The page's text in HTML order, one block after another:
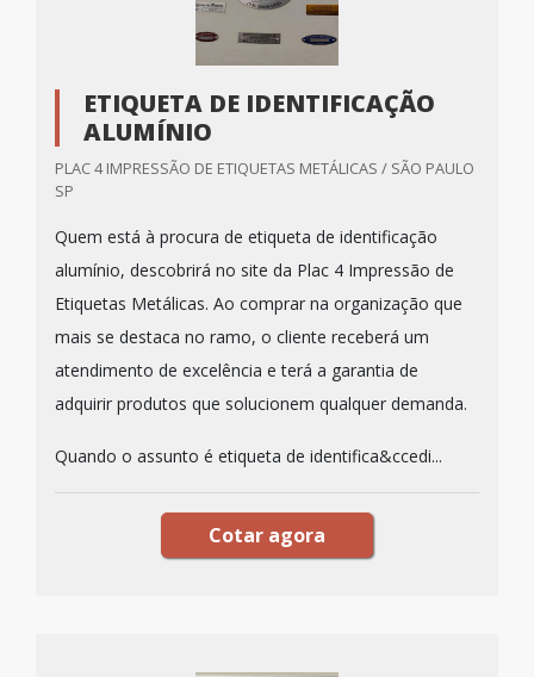
ETIQUETA DE IDENTIFICAÇÃO
ALUMÍNIO
PLAC 4 IMPRESSÃO DE ETIQUETAS METÁLICAS / SÃO PAULO
SP
Quem está à procura de etiqueta de identificação
alumínio, descobrirá no site da Plac 4 Impressão de
Etiquetas Metálicas. Ao comprar na organização que
mais se destaca no ramo, o cliente receberá um
atendimento de excelência e terá a garantia de
adquirir produtos que solucionem qualquer demanda.
Quando o assunto é etiqueta de identifica&ccedi...
Cotar agora